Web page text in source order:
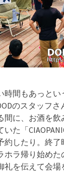
時間もあっとい
のスタッフさ
間に、お酒を飲
た「
約したり。終了
ホラ帰り始めた
礼を伝えて会場